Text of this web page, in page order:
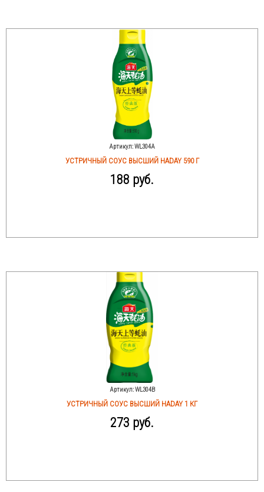
Артикул:WL304A
УСТРИЧНЫЙ СОУС ВЫСШИЙ HADAY 590 Г
188 руб.
Артикул:WL304B
УСТРИЧНЫЙ СОУС ВЫСШИЙ HADAY 1 КГ
273 руб.